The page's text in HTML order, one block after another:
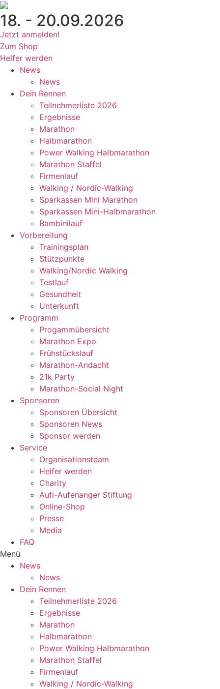
Zum
Inhalt
wechseln
18. - 20.09.2026
Jetzt anmelden!
Zum Shop
Helfer werden
News
News
Dein Rennen
Teilnehmerliste 2026
Ergebnisse
Marathon
Halbmarathon
Power Walking Halbmarathon
Marathon Staffel
Firmenlauf
Walking / Nordic-Walking
Sparkassen Mini Marathon
Sparkassen Mini-Halbmarathon
Bambinilauf
Vorbereitung
Trainingsplan
Stützpunkte
Walking/Nordic Walking
Testlauf
Gesundheit
Unterkunft
Programm
Progammübersicht
Marathon Expo
Frühstückslauf
Marathon-Andacht
21k Party
Marathon-Social Night
Sponsoren
Sponsoren Übersicht
Sponsoren News
Sponsor werden
Service
Organisationsteam
Helfer werden
Charity
Aufi-Aufenanger Stiftung
Online-Shop
Presse
Media
FAQ
Menü
News
News
Dein Rennen
Teilnehmerliste 2026
Ergebnisse
Marathon
Halbmarathon
Power Walking Halbmarathon
Marathon Staffel
Firmenlauf
Walking / Nordic-Walking